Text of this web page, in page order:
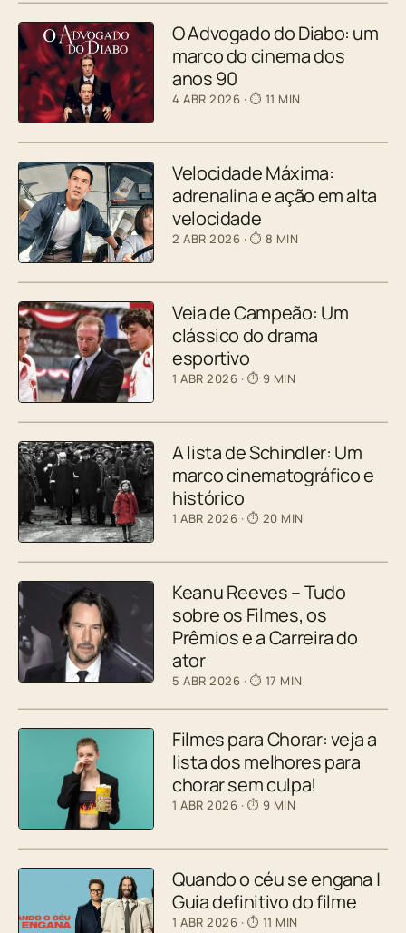
O Advogado do Diabo: um
marco do cinema dos
anos 90
4 ABR 2026 · ⏱ 11 MIN
Velocidade Máxima:
adrenalina e ação em alta
velocidade
2 ABR 2026 · ⏱ 8 MIN
Veia de Campeão: Um
clássico do drama
esportivo
1 ABR 2026 · ⏱ 9 MIN
A lista de Schindler: Um
marco cinematográfico e
histórico
1 ABR 2026 · ⏱ 20 MIN
Keanu Reeves – Tudo
sobre os Filmes, os
Prêmios e a Carreira do
ator
5 ABR 2026 · ⏱ 17 MIN
Filmes para Chorar: veja a
lista dos melhores para
chorar sem culpa!
1 ABR 2026 · ⏱ 9 MIN
Quando o céu se engana |
Guia definitivo do filme
1 ABR 2026 · ⏱ 11 MIN